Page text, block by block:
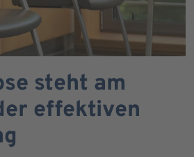
steht am
effektiven